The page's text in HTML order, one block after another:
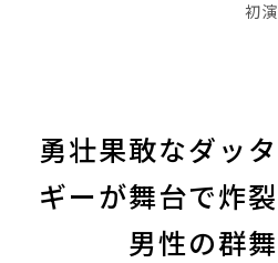
初
勇壮果敢なダッ
ギーが舞台で炸
男性の群